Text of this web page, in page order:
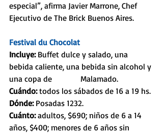
especial”, afirma Javier Marrone, Chef
Ejecutivo de The Brick Buenos Aires.
Festival du Chocolat
Incluye: Buffet dulce y salado, una
bebida caliente, una bebida sin alcohol y
una copa de              Malamado.
Cuándo: todos los sábados de 16 a 19 hs.
Dónde: Posadas 1232.
Cuánto: adultos, $690; niños de 6 a 14
años, $400; menores de 6 años sin